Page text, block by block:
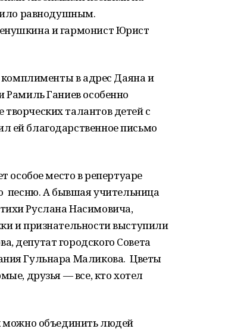
равнодушным.
и гармонист Юрист
комплименты в адрес Даяна и
Рамиль Ганиев особенно
талантов детей с
ей благодарственное письмо
особое место в репертуаре
песню. А бывшая учительница
Руслана Насимовича,
и признательности выступили
депутат городского Совета
Гульнара Маликова. Цветы
друзья — все, кто хотел
можно объединить людей